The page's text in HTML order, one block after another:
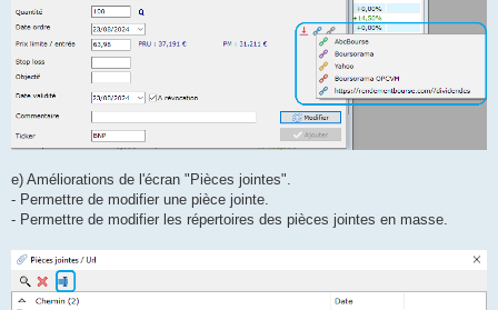
e) Améliorations de l'écran "Pièces jointes".
- Permettre de modifier une pièce jointe.
- Permettre de modifier les répertoires des pièces jointes en masse.